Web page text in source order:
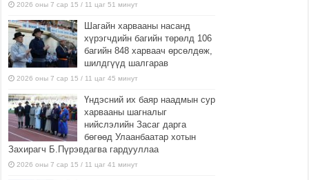
2026 оны 7 сар 15 / 11 цаг 51 минут
Шагайн харвааны насанд
хүрэгчдийн багийн төрөлд 106
багийн 848 харваач өрсөлдөж,
шилдгүүд шалгарав
2026 оны 7 сар 15 / 11 цаг 45 минут
Үндэсний их баяр наадмын сур
харвааны шагналыг
нийслэлийн Засаг дарга
бөгөөд Улаанбаатар хотын
Захирагч Б.Пүрэвдагва гардууллаа
2026 оны 7 сар 15 / 11 цаг 41 минут